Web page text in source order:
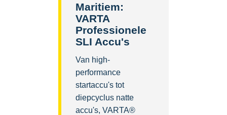
Maritiem:
VARTA
Professionele
SLI Accu's
Van high-
performance
startaccu's tot
diepcyclus natte
accu's, VARTA®